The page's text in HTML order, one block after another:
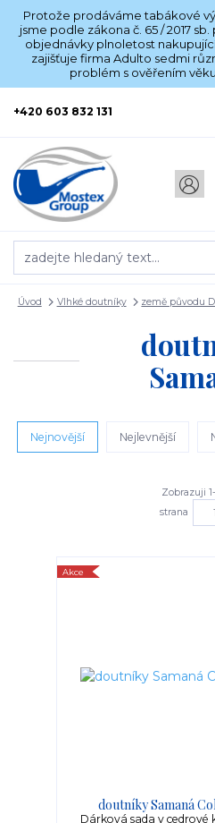
Protože prodáváme tabákové
jsme podle zákona č. 65 / 2017
objednávky plnoletost
zajišťuje firma Adulto sedmi
problém s ověřením
+420 603 832 131
Úvod Vlhké doutníky země původu
Nejnovější Nejlevnější
Zobrazuji
strana
Akce
doutníky Samaná
Dárková sada v cedrové